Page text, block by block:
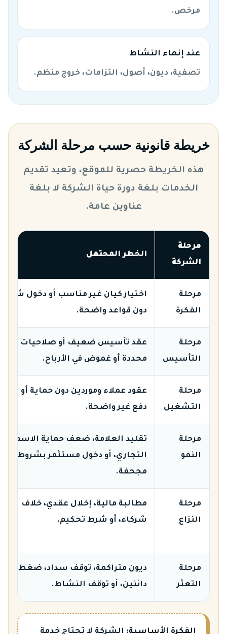
مرخص.
عند إنهاء النشاط
تصفية، ديون، أصول، التزامات، خروج منظم.
خريطة قانونية حسب مرحلة الشركة
هذه الخريطة حصرية للموقع، وتعيد تقديم
الخدمات بلغة دورة حياة الشركة لا بلغة
عناوين عامة.
مرحلة
الشركة
الخطر المحتمل
مرحلة
الفكرة
اختيار كيان غير مناسب أو دخول
دون قواعد واضحة.
مرحلة
التأسيس
عقد تأسيس ضعيف أو صلاحيات غير
محددة أو غموض في الأرباح.
مرحلة
التشغيل
عقود عملاء وموردين دون حماية أو
دفع غير واضحة.
مرحلة
النمو
تقليد العلامة، ضعف حماية الاسم
التجاري، أو دخول مستثمر بشروط
مجحفة.
مرحلة
النزاع
مطالبة مالية، إخلال عقدي، خلاف
شركاء، أو شرط تحكيم.
مرحلة
التعثر
ديون متراكمة، توقف سداد، ضغط
دائنين، أو توقف النشاط.
الفكرة الأساسية: الشركة لا تحتاج خدمة